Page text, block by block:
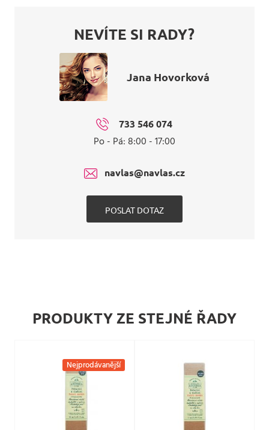
NEVÍTE SI RADY?
Jana Hovorková
733 546 074
Po - Pá: 8:00 - 17:00
navlas@navlas.cz
POSLAT DOTAZ
PRODUKTY ZE STEJNÉ ŘADY
Nejprodávanější